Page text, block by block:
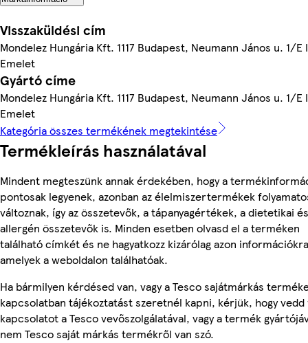
Visszaküldési cím
Mondelez Hungária Kft. 1117 Budapest, Neumann János u. 1/E
Emelet
Gyártó címe
Mondelez Hungária Kft. 1117 Budapest, Neumann János u. 1/E
Emelet
Kategória összes termékének megtekintése
Termékleírás használatával
Mindent megteszünk annak érdekében, hogy a
pontosak legyenek, azonban az élelmiszertermékek
változnak, így az összetevők, a tápanyagértékek, a dietetikai és
allergén összetevők is. Minden esetben olvasd el a terméken
található címkét és ne hagyatkozz kizárólag azon
amelyek a weboldalon találhatóak.
Ha bármilyen kérdésed van, vagy a Tesco sajátmárkás
kapcsolatban tájékoztatást szeretnél kapni, kérjük, hogy vedd
kapcsolatot a Tesco vevőszolgálatával, vagy a termék
nem Tesco saját márkás termékről van szó.